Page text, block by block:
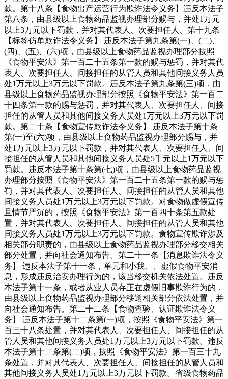
款。第十八条【食物出产运营行为欺诈法令义务】违反本法子
第八条，由县级以上食物药品监视办理部分赐与，并处1万元
以上3万元以下罚款，并对其代表人、次要担任人、第十九条
【标签仿单欺诈法令义务】 违反本法子第九条第(一)、(二)、
(四)、(五)、(六)项，由县级以上食物药品监视办理部分按照
《食物平安法》第一百二十五条第一款的赐与惩罚，并对其代
表人、次要担任人、间接担任的从管人员和其他间接义务人员
处1万元以上3万元以下罚款。违反本法子第九条第(三)项，由
县级以上食物药品监视办理部分按照《食物平安法》第一百二
十四条第一款的赐与惩罚，并对其代表人、次要担任人、间接
担任的从管人员和其他间接义务人员处1万元以上3万元以下罚
款。第二十条【食物宣传欺诈法令义务】 违反本法子第十条
第(一)至(六)项，由县级以上食物药品监视办理部分赐与，并
处1万元以上3万元以下罚款，并对其代表人、次要担任人、间
接担任的从管人员和其他间接义务人员处5千元以上1万元以下
罚款。违反本法子第十条第(七)项，由县级以上食物药品监视
办理部分按照《食物平安法》第一百二十五条第一款的赐与惩
罚，并对其代表人、次要担任人、间接担任的从管人员和其他
间接义务人员处1万元以上3万元以下罚款。对食物做虚假宣传
且情节严沉的，按照《食物平安法》第一百四十条第五款处
置，并对其代表人、次要担任人、间接担任的从管人员和其他
间接义务人员处1万元以上3万元以下罚款。食物宣传欺诈涉及
相关部分职责的，由县级以上食物药品监视办理部分移交相关
部分处置，并向社会通知布告。第二十一条【消息欺诈法令义
务】 违反本法子第十一条，单元和小我、、虚假食物平安消
息，形成违反治安办理行为的，该当移交机关依法处置。违反
本法子第十一条，或者从业人员存正在虚假旧事欺诈行为的，
由县级以上食物药品监视办理部分移送相关部分依法处置，并
向社会通知布告。第二十二条【食物查验、认证欺诈法令义
务】 违反本法子第十二条第(一)项，按照《食物平安法》第一
百三十八条处置，并对其代表人、次要担任人、间接担任的从
管人员和其他间接义务人员处1万元以上3万元以下罚款。违反
本法子第十二条第(二)项，按照《食物平安法》第一百三十九
条处置，并对其代表人、次要担任人、间接担任的从管人员和
其他间接义务人员处1万元以上3万元以下罚款。省级食物药品